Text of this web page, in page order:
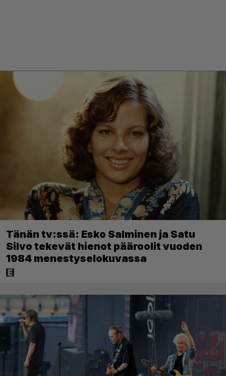
Tänän tv:ssä: Esko Salminen ja Satu
Silvo tekevät hienot pääroolit vuoden
1984 menestyselokuvassa